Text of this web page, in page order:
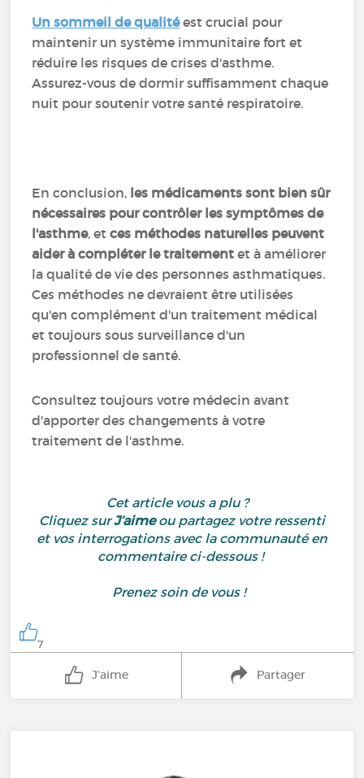
Un sommeil de qualitéest crucial pour
maintenir un système immunitaire fort et
réduire les risques de crises d'asthme.
Assurez-vous de dormir suffisamment chaque
nuit pour soutenir votre santé respiratoire.
En conclusion, les médicaments sont bien sûr
nécessaires pour contrôler les symptômes de
l'asthme, etces méthodes naturelles peuvent
aider à compléter le traitement et à améliorer
la qualité de vie des personnes asthmatiques.
Ces méthodes ne devraient être utilisées
qu'en complément d'un traitement médical
et toujours sous surveillance d'un
professionnel de santé.
Consultez toujours votre médecin avant
d'apporter des changements à votre
traitement de l'asthme.
Cet article vous a plu ?
Cliquez surJ’aimeou partagez votre ressenti
et vos interrogations avec la communauté en
commentaire ci-dessous !
Prenez soin de vous !
7
J'aime Partager